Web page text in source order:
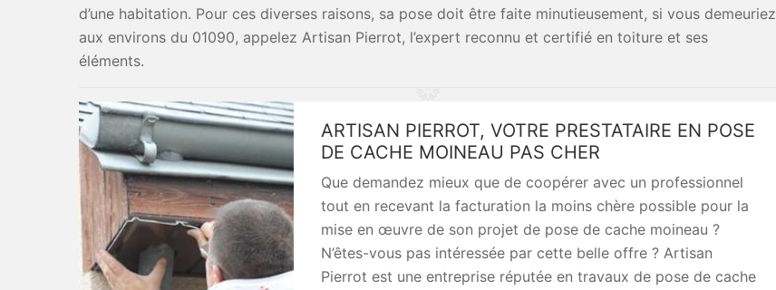
d’une habitation. Pour ces diverses raisons, sa pose doit être faite minutieusement, si vous demeuriez
aux environs du 01090, appelez Artisan Pierrot, l’expert reconnu et certifié en toiture et ses
éléments.
ARTISAN PIERROT, VOTRE PRESTATAIRE EN POSE
DE CACHE MOINEAU PAS CHER
Que demandez mieux que de coopérer avec un professionnel
tout en recevant la facturation la moins chère possible pour la
mise en œuvre de son projet de pose de cache moineau ?
N’êtes-vous pas intéressée par cette belle offre ? Artisan
Pierrot est une entreprise réputée en travaux de pose de cache